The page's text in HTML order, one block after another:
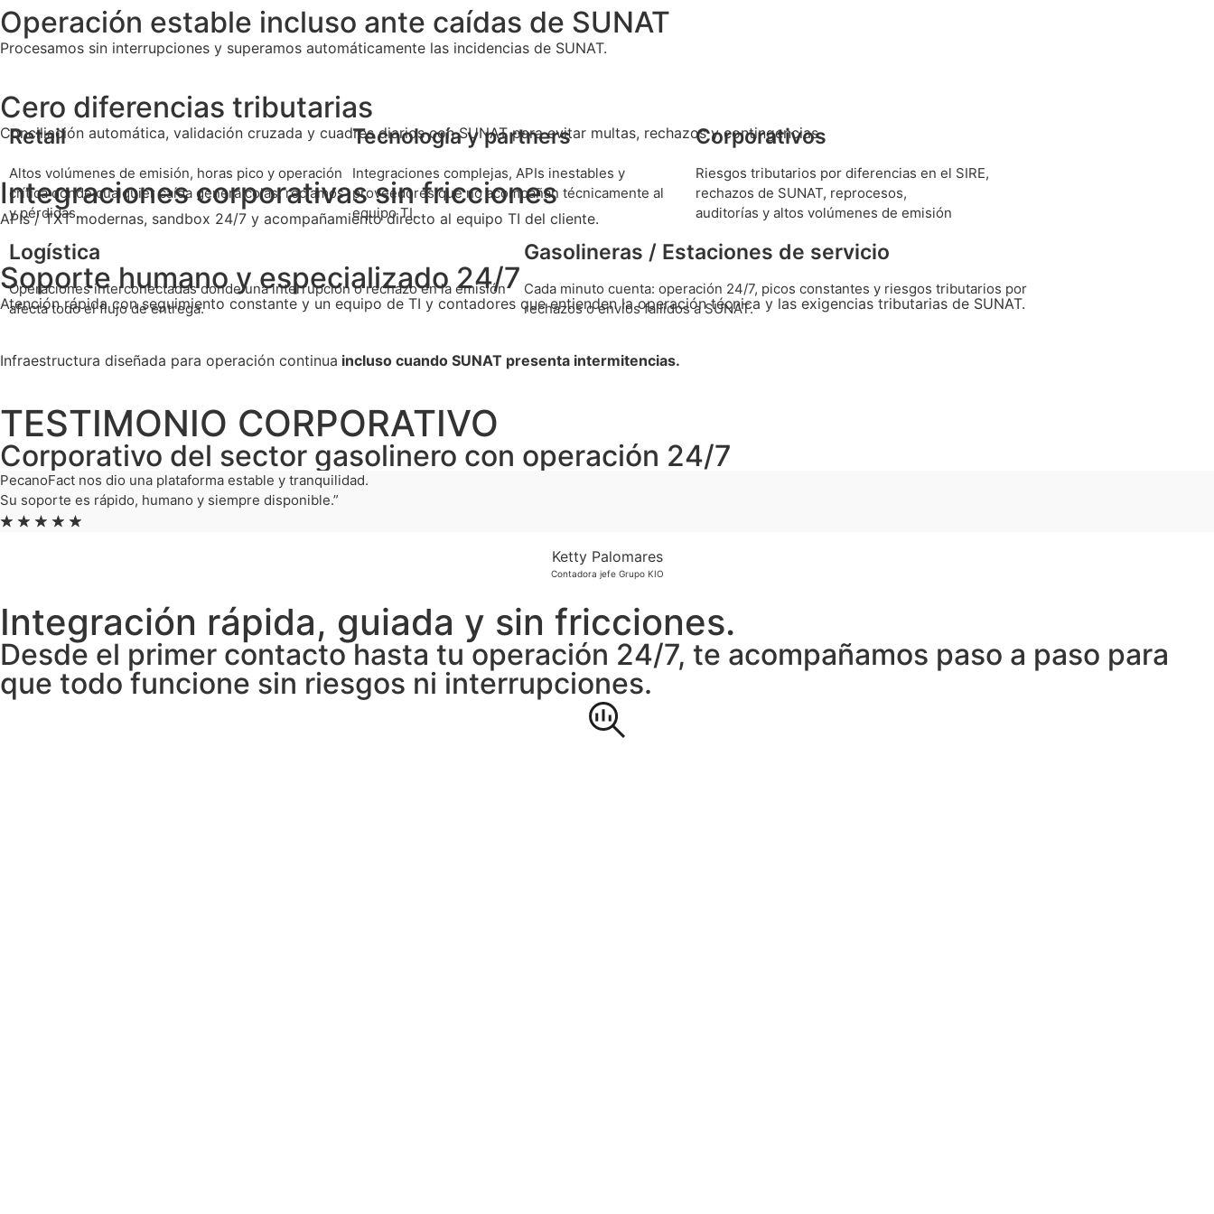
Retail
Altos volúmenes de emisión, horas pico y operación
crítica donde cualquier caída genera colas, reclamos
y pérdidas.
Tecnología y partners
Integraciones complejas, APIs inestables y
proveedores que no acompañan técnicamente al
equipo TI.
Corporativos
Riesgos tributarios por diferencias en el SIRE,
rechazos de SUNAT, reprocesos,
auditorías y altos volúmenes de emisión
Logística
Operaciones interconectadas donde una interrupción o rechazo en la emisión
afecta todo el flujo de entrega.
Gasolineras / Estaciones de servicio
Cada minuto cuenta: operación 24/7, picos constantes y riesgos tributarios por
rechazos o envíos fallidos a SUNAT.
Operación estable incluso ante caídas de SUNAT
Procesamos sin interrupciones y superamos automáticamente las incidencias de SUNAT.
Cero diferencias tributarias
Conciliación automática, validación cruzada y cuadres diarios con SUNAT para evitar multas, rechazos y contingencias.
Integraciones corporativas sin fricciones
APIs / TXT modernas, sandbox 24/7 y acompañamiento directo al equipo TI del cliente.
Soporte humano y especializado 24/7
Atención rápida con seguimiento constante y un equipo de TI y contadores que entienden la operación técnica y las exigencias tributarias de SUNAT.
Infraestructura diseñada para operación continua incluso cuando SUNAT presenta intermitencias.
TESTIMONIO CORPORATIVO
Corporativo del sector gasolinero con operación 24/7
Ketty Palomares
Contadora jefe Grupo KIO
PecanoFact nos dio una plataforma estable y tranquilidad.
Su soporte es rápido, humano y siempre disponible.”
★ ★ ★ ★ ★
Integración rápida, guiada y sin fricciones.
Desde el primer contacto hasta tu operación 24/7, te acompañamos paso a paso para
que todo funcione sin riesgos ni interrupciones.